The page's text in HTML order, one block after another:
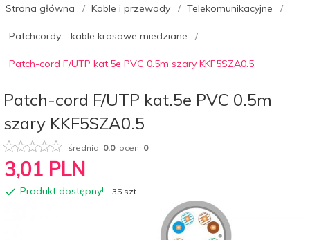
Strona główna Kable i przewody Telekomunikacyjne
Patchcordy - kable krosowe miedziane
Patch-cord F/UTP kat.5e PVC 0.5m szary KKF5SZA0.5
Patch-cord F/UTP kat.5e PVC 0.5m
szary KKF5SZA0.5
średnia: 0.0ocen: 0
3,01 PLN
Produkt dostępny! 35 szt.